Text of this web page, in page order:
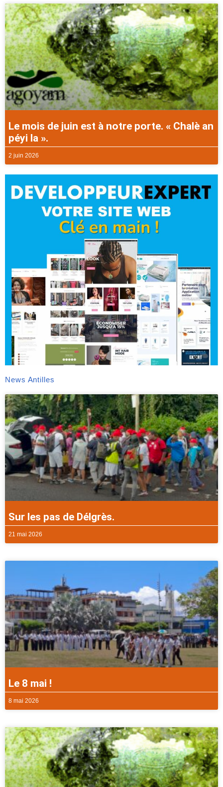
Le mois de juin est à notre porte. « Chalè an
péyi la ».
2 juin 2026
News Antilles
Sur les pas de Délgrès.
21 mai 2026
Le 8 mai !
8 mai 2026